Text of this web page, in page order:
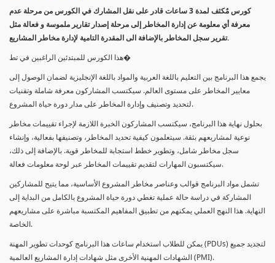
كورس مٌكثف لمدة 3 ساعات قادر على نقل المشارك في الكورس من مرحلة عدم
معرفة أي معلومة عن إدارة المخاطر إلى مرحلة إصدار تقارير ملموسة و فعالة مثل
تقرير سجل المخاطر بالإضافة الى المقدرة التامية لإدارة مخاطر المشاريع.
هذا الكورس للمبتدئين الراغبين في تط�
يجمع هذا البرنامج بين التعليم باللغة العربية والمواد باللغة الإنجليزية لضمان الوصول إلى
معايير المخاطر على مستوى العالم. سيكتسب المشاركون معرفة شاملة وتقنيات
لتحديد وتصنيف وإدارة المخاطر على مدار دورة حياة المشروع.
بحلول نهاية هذا البرنامج، سيكتسب المشاركون الخبرة اللازمة لإجراء تقييمات مخاطر
نوعية لمشاريعهم بثقة. سيتعلمون كيفية تحديد المخاطر، وتصنيفها بفعالية، وإنشاء
سجل مخاطر شامل، وتطوير خطط استجابة للمخاطر قوية. بالإضافة إلى ذلك،
سيكتسبون المهارات لتقديم تقييمات المخاطر عبر لوحة معلومات فعالة.
تشمل مواد البرنامج قوالب وعناصر مخاطر المشروع الأساسية، مما يتيح للمشاركين
المشاركة في دراسة حالة عملية تغطي دورة حياة المشروع بالكامل من البداية إلى
النهاية. هذا النهج العملي يمكنهم من تطبيق المفاهيم المكتسبة مباشرة على مشاريعهم
الخاصة.
يمكن للطلاب استخدام ساعات هذا البرنامج كوحدات تطوير المهنة (PDUs) لتجديد جميع
الشهادات المهنية الأخرى مثل شهادات إدارة المشاريع العالمية (PMI).